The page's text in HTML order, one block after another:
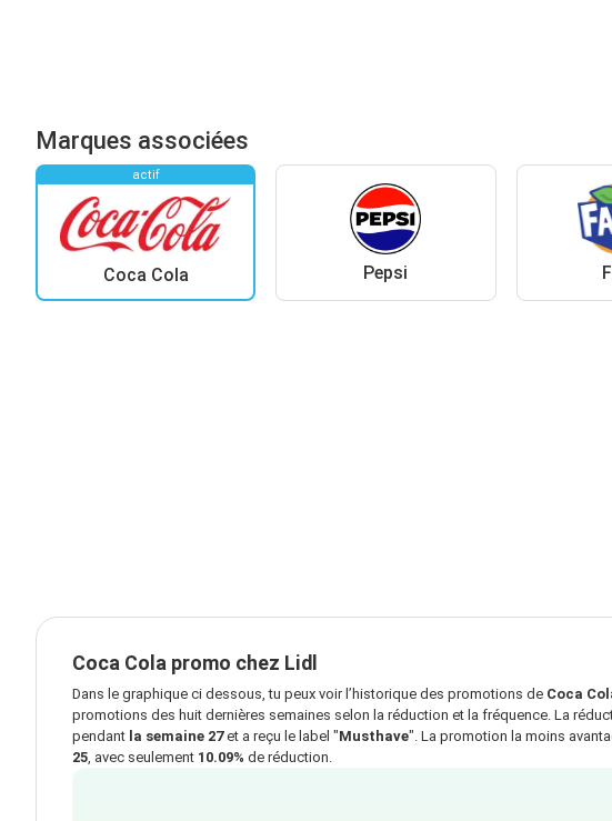
Marques associées
actif
Coca Cola Pepsi
Coca Cola promo chez Lidl
Dans le graphique ci dessous, tu peux voir l’historique des promotions de Coca
promotions des huit dernières semaines selon la réduction et la fréquence. La
pendant la semaine 27et a reçu le label "Musthave". La promotion la moins
25 , avec seulement 10.09% de réduction.